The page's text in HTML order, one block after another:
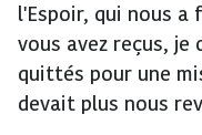
l'Espoir, qui nous a
vous avez reçus, je
quittés pour une
devait plus nous